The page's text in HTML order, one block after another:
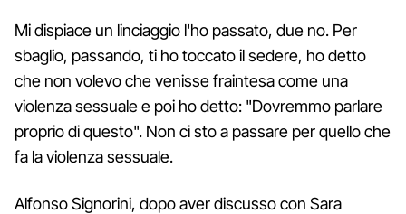
Mi dispiace un linciaggio l'ho passato, due no. Per
sbaglio, passando, ti ho toccato il sedere, ho detto
che non volevo che venisse fraintesa come una
violenza sessuale e poi ho detto: "Dovremmo parlare
proprio di questo". Non ci sto a passare per quello che
fa la violenza sessuale.
Alfonso Signorini, dopo aver discusso con Sara